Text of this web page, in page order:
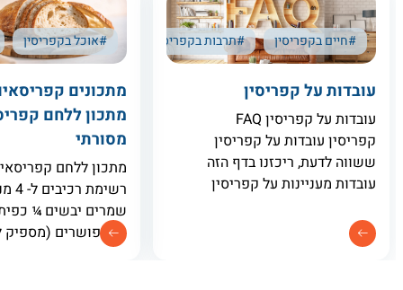
#חיים בקפריסין #תרבות בקפריסין
עובדות על קפריסין
עובדות על קפריסין FAQ
קפריסין עובדות על קפריסין
ששווה לדעת, ריכזנו בדף הזה
עובדות מעניינות על קפריסין
לא מצאתם כאן את מבוקשכם
או שברצונכם לשאול שאלות
#אוכל בקפריסין
מתכונים
מתכון ללחם
מסורתי
מתכון ללחם
שמרים יבשים ¼
מים פושרים (מספיק
בצק רך) קמצוץ אבקת